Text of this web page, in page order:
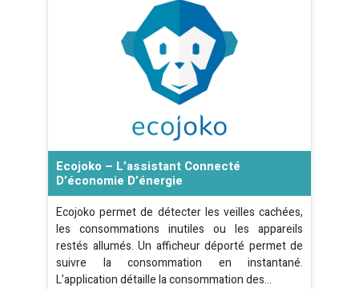
Ecojoko – L’assistant Connecté
D’économie D’énergie
Ecojoko permet de détecter les veilles cachées,
les consommations inutiles ou les appareils
restés allumés. Un afficheur déporté permet de
suivre la consommation en instantané.
L’application détaille la consommation des…